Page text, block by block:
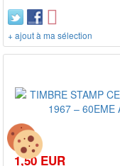
+ ajout à ma sélection
1,50 EUR